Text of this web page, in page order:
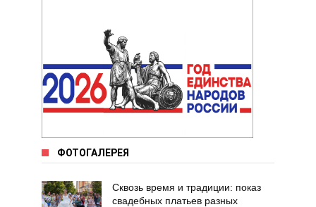
ФОТОГАЛЕРЕЯ
Сквозь время и традиции: показ
свадебных платьев разных